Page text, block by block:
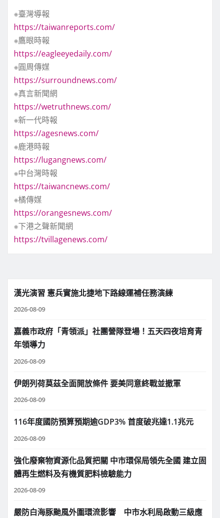
※臺灣導報
https://taiwanreports.com/
※鷹眼時報
https://eagleeyedaily.com/
※圓周傳媒
https://surroundnews.com/
※真言新聞網
https://wetruthnews.com/
※新一代時報
https://agesnews.com/
※鹿港時報
https://lugangnews.com/
※中台灣時報
https://taiwancnews.com/
※橘傳媒
https://orangesnews.com/
※下港之聲新聞網
https://tvillagenews.com/
漢光演習 憲兵實施北捷地下路線運補任務演練
2026-08-09
嘉義市政府「青領派」社團營隊登場！五天四夜培育青
年領導力
2026-08-09
伊朗列荷莫茲全面開放條件 要美同意終戰並撤軍
2026-08-09
116年度國防預算預期逾GDP3% 首度破兆達1.1兆元
2026-08-09
強化廢棄物資源化品質把關 中市環保局領先全國 建立固
體再生燃料及有機質肥料檢驗能力
2026-08-09
嚴防白海豚颱風外圍環流影響 中市水利局啟動三級應